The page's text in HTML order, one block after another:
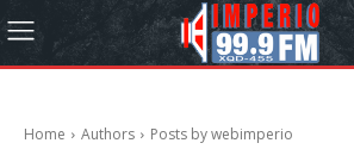
Home Authors Posts by webimperio